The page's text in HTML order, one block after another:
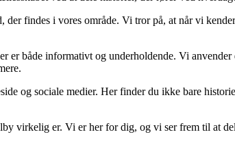
findes i vores område. Vi tror på, at når vi
er både informativt og underholdende. Vi
og sociale medier. Her finder du ikke bare
virkelig er. Vi er her for dig, og vi ser frem til at